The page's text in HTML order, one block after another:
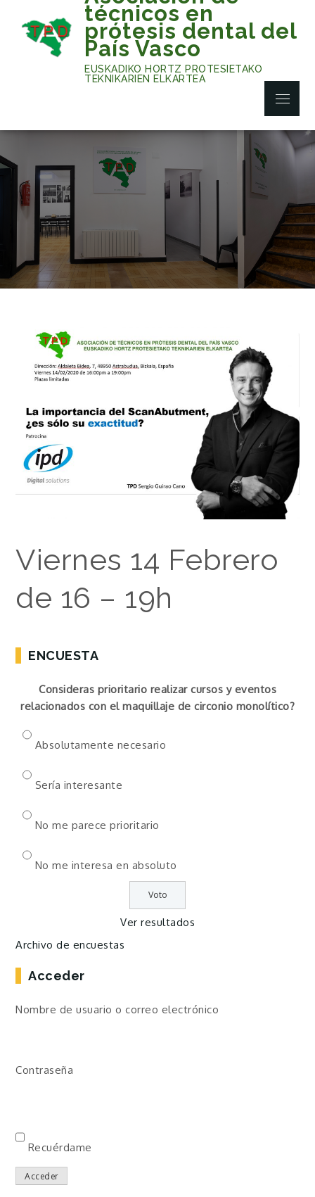
content
técnicos en
prótesis dental del
País Vasco
EUSKADIKO HORTZ PROTESIETAKO
TEKNIKARIEN ELKARTEA
Menu
Viernes 14 Febrero
de 16 – 19h
ENCUESTA
Consideras prioritario realizar cursos y eventos
relacionados con el maquillaje de circonio monolítico?
Absolutamente necesario
Sería interesante
No me parece prioritario
No me interesa en absoluto
Ver resultados
Archivo de encuestas
Acceder
Nombre de usuario o correo electrónico
Contraseña
Recuérdame
Acceder